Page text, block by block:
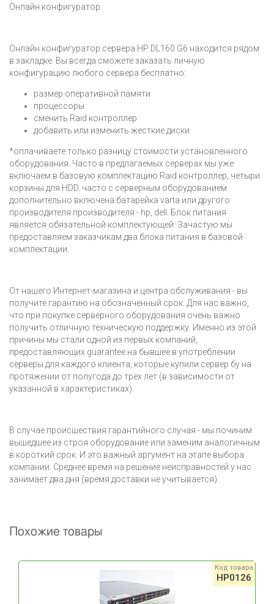
Онлайн конфигуратор
Онлайн конфигуратор сервера HP DL160 G6 находится рядом
в закладке. Вы всегда сможете заказать личную
конфигурацию любого сервера бесплатно:
размер оперативной памяти
процессоры
сменить Raid контроллер
добавить или изменить жесткие диски
*оплачиваете только разницу стоимости установленного
оборудования. Часто в предлагаемых серверах мы уже
включаем в базовую комплектацию Raid контроллер, четыри
корзины для HDD. часто с серверным оборудованием
дополнительно включена батарейка varta или другого
производителя производителя - hp, dell. Блок питания
является обязательной комплектующей. Зачастую мы
предоставляем заказчикам два блока питания в базовой
комплектации.
От нашего Интернет-магазина и центра обслуживания - вы
получите гарантию на обозначенный срок. Для нас важно,
что при покупке серверного оборудования очень важно
получить отличную техническую поддержку. Именно из этой
причины мы стали одной из первых компаний,
предоставляющих guarantee на бывшее в употреблении
серверы для каждого клиента, которые купили сервер бу на
протяжении от полугода до трех лет (в зависимости от
указанной в характеристиках).
В случае происшествия гарантийного случая - мы починим
вышедшее из строя оборудование или заменим аналогичным
в короткий срок. И это важный аргумент на этапе выбора
компании. Среднее время на решение неисправностей у нас
занимает два дня (время доставки не учитывается).
Похожие товары
Код товара
HP0126